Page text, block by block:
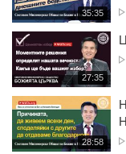
재
생
시
간
35:35
재
생
시
간
27:35
재
28:58